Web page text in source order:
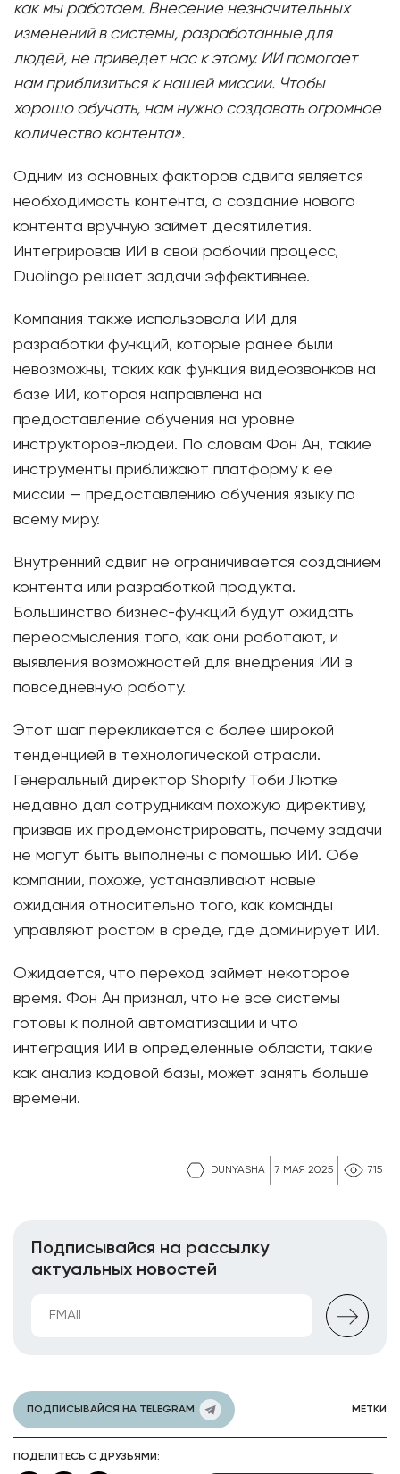
DUNYASHA 7 МАЯ 2025 715
как мы работаем. Внесение незначительных
изменений в системы, разработанные для
людей, не приведет нас к этому. ИИ помогает
нам приблизиться к нашей миссии. Чтобы
хорошо обучать, нам нужно создавать огромное
количество контента».
Одним из основных факторов сдвига является
необходимость контента, а создание нового
контента вручную займет десятилетия.
Интегрировав ИИ в свой рабочий процесс,
Duolingo решает задачи эффективнее.
Компания также использовала ИИ для
разработки функций, которые ранее были
невозможны, таких как функция видеозвонков на
базе ИИ, которая направлена ​​на
предоставление обучения на уровне
инструкторов-людей. По словам Фон Ан, такие
инструменты приближают платформу к ее
миссии — предоставлению обучения языку по
всему миру.
Внутренний сдвиг не ограничивается созданием
контента или разработкой продукта.
Большинство бизнес-функций будут ожидать
переосмысления того, как они работают, и
выявления возможностей для внедрения ИИ в
повседневную работу.
Этот шаг перекликается с более широкой
тенденцией в технологической отрасли.
Генеральный директор Shopify Тоби Лютке
недавно дал сотрудникам похожую директиву,
призвав их продемонстрировать, почему задачи
не могут быть выполнены с помощью ИИ. Обе
компании, похоже, устанавливают новые
ожидания относительно того, как команды
управляют ростом в среде, где доминирует ИИ.
Ожидается, что переход займет некоторое
время. Фон Ан признал, что не все системы
готовы к полной автоматизации и что
интеграция ИИ в определенные области, такие
как анализ кодовой базы, может занять больше
времени.
Подписывайся на рассылку
актуальных новостей
ПОДПИСЫВАЙСЯ НА TELEGRAM МЕТКИ
ПОДЕЛИТЕСЬ С ДРУЗЬЯМИ: